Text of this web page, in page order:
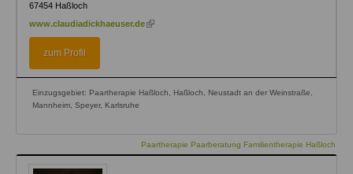
67454 Haßloch
www.claudiadickhaeuser.de (link
zum Profil
Einzugsgebiet: Paartherapie Haßloch, Haßloch, Neustadt an der Weinstraße,
Mannheim, Speyer, Karlsruhe
Paartherapie Paarberatung Familientherapie Haßloch